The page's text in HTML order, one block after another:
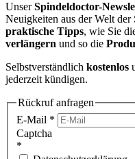
UnserSpindeldoctor-
Neuigkeiten aus der Welt
praktische Tipps, wie Sie
verlängern und so die
Selbstverständlich kostenlos
jederzeit kündigen.
Rückruf anfragen
E-Mail *
Captcha
*